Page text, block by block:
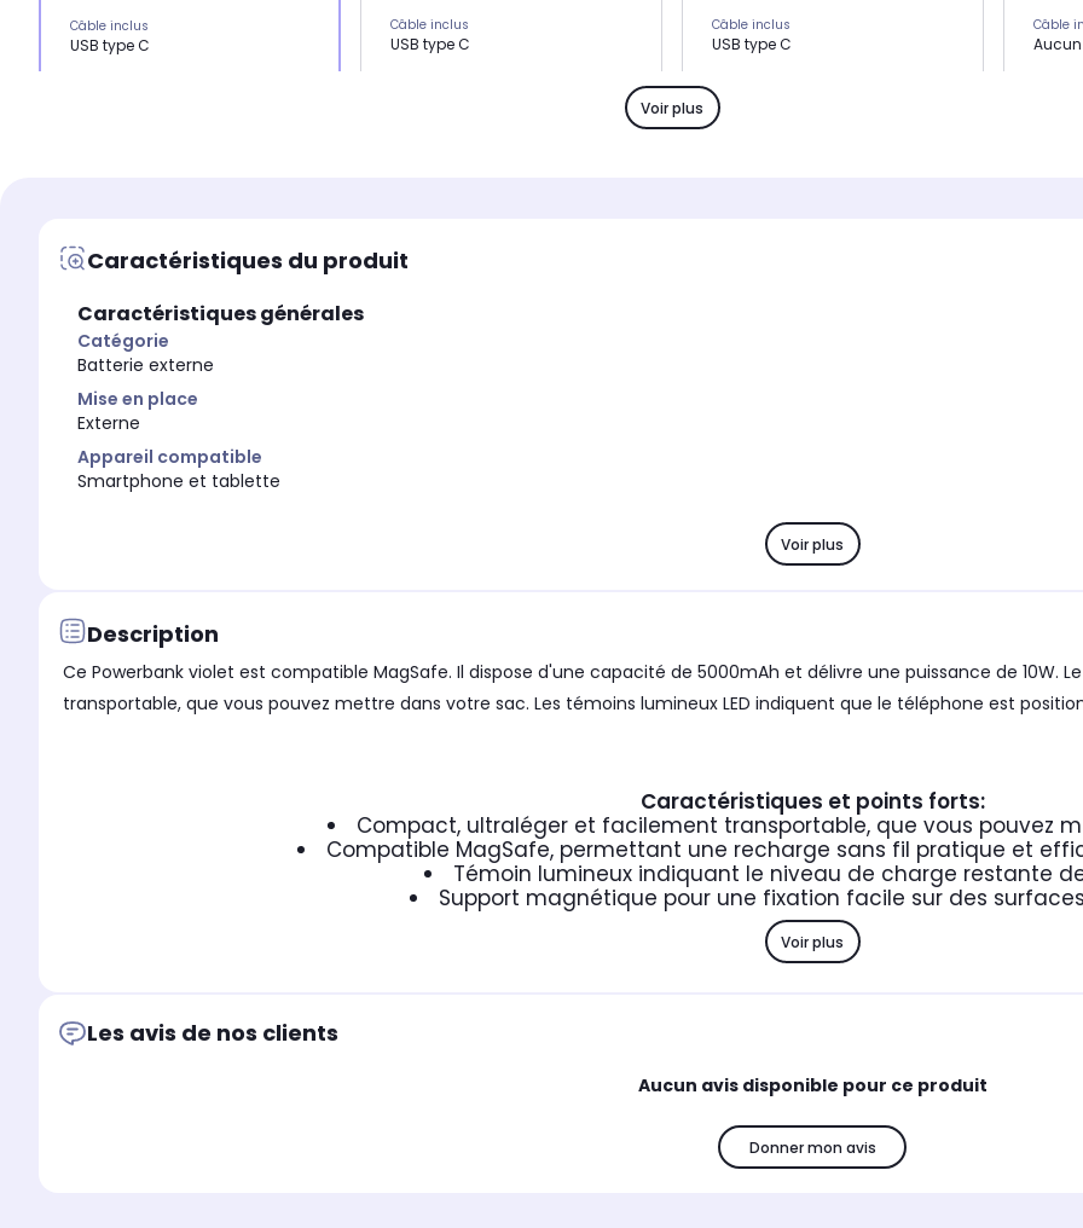
Câble inclus
USB type C
Câble inclus
USB type C
Câble inclus
USB type C
1 port USB
Câble
Aucun
Voir plus
Caractéristiques du produit
Caractéristiques générales
Catégorie
Batterie externe
Mise en place
Externe
Appareil compatible
Smartphone et tablette
Voir plus
Description
Ce Powerbank violet est compatible MagSafe. Il dispose d'une capacité de 5000mAh et délivre une puissance de 10W.
transportable, que vous pouvez mettre dans votre sac. Les témoins lumineux LED indiquent que le téléphone est
Caractéristiques et points forts:
Compact, ultraléger et facilement transportable, que vous pouvez
Compatible MagSafe, permettant une recharge sans fil pratique et
Témoin lumineux indiquant le niveau de charge restante
Support magnétique pour une fixation facile sur des
Voir plus
Les avis de nos clients
Aucun avis disponible pour ce produit
Donner mon avis